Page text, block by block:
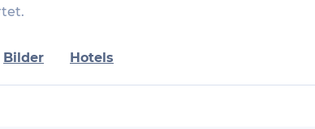
Bilder Hotels